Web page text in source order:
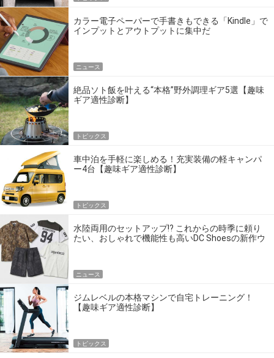
カラー電子ペーパーで手書きもできる「Kindle」で
インプットとアウトプットに集中だ
ニュース
絶品ソト飯を叶える“本格”野外調理ギア5選【趣味
ギア適性診断】
トピックス
車中泊を手軽に楽しめる！充実装備の軽キャンパ
ー4台【趣味ギア適性診断】
トピックス
水陸両用のセットアップ!? これからの時季に頼り
たい、おしゃれで機能性も高いDC Shoesの新作ウ
ニュース
ジムレベルの本格マシンで自宅トレーニング！
【趣味ギア適性診断】
トピックス